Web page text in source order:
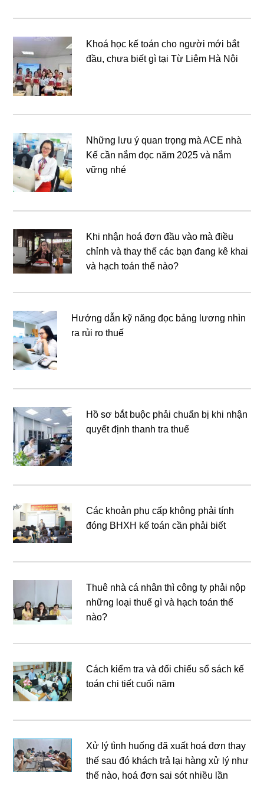
Khoá học kế toán cho người mới bắt
đầu, chưa biết gì tại Từ Liêm Hà Nội
Những lưu ý quan trọng mà ACE nhà
Kế cần nắm đọc năm 2025 và nắm
vững nhé
Khi nhận hoá đơn đầu vào mà điều
chỉnh và thay thế các bạn đang kê khai
và hạch toán thế nào?
Hướng dẫn kỹ năng đọc bảng lương nhìn
ra rủi ro thuế
Hồ sơ bắt buộc phải chuẩn bị khi nhận
quyết định thanh tra thuế
Các khoản phụ cấp không phải tính
đóng BHXH kế toán cần phải biết
Thuê nhà cá nhân thì công ty phải nộp
những loại thuế gì và hạch toán thế
nào?
Cách kiểm tra và đối chiếu sổ sách kế
toán chi tiết cuối năm
Xử lý tình huống đã xuất hoá đơn thay
thế sau đó khách trả lại hàng xử lý như
thế nào, hoá đơn sai sót nhiều lần